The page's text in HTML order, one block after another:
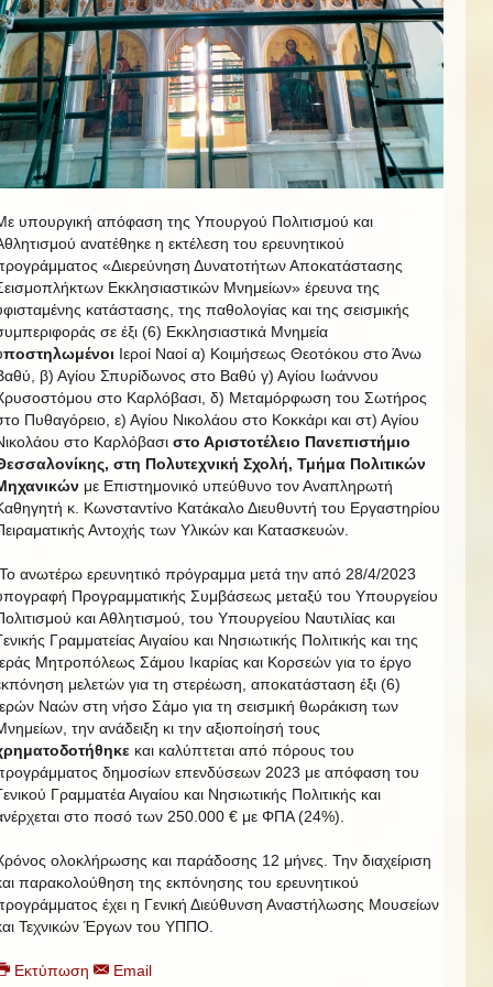
υπουργική απόφαση της Υπουργού Πολιτισμού και
ανατέθηκε η εκτέλεση του ερευνητικού
«Διερεύνηση Δυνατοτήτων Αποκατάστασης
Εκκλησιαστικών Μνημείων» έρευνα της
κατάστασης, της παθολογίας και της σεισμικής
σε έξι (6) Εκκλησιαστικά Μνημεία
ποστηλωμένοι Ιεροί Ναοί α) Κοιμήσεως Θεοτόκου στο Άνω
β) Αγίου Σπυρίδωνος στο Βαθύ γ) Αγίου Ιωάννου
στο Καρλόβασι, δ) Μεταμόρφωση του Σωτήρος
Πυθαγόρειο, ε) Αγίου Νικολάου στο Κοκκάρι και στ) Αγίου
στο Καρλόβασι στο Αριστοτέλειο Πανεπιστήμιο
στη Πολυτεχνική Σχολή, Τμήμα Πολιτικών
με Επιστημονικό υπεύθυνο τον Αναπληρωτή
κ. Κωνσταντίνο Κατάκαλο Διευθυντή του Εργαστηρίου
Αντοχής των Υλικών και Κατασκευών.
ανωτέρω ερευνητικό πρόγραμμα μετά την από 28/4/2023
Προγραμματικής Συμβάσεως μεταξύ του Υπουργείου
και Αθλητισμού, του Υπουργείου Ναυτιλίας και
Γραμματείας Αιγαίου και Νησιωτικής Πολιτικής και της
Μητροπόλεως Σάμου Ικαρίας και Κορσεών για το έργο
μελετών για τη στερέωση, αποκατάσταση έξι (6)
Ναών στη νήσο Σάμο για τη σεισμική θωράκιση των
την ανάδειξη κι την αξιοποίησή τους
και καλύπτεται από πόρους του
δημοσίων επενδύσεων 2023 με απόφαση του
Γραμματέα Αιγαίου και Νησιωτικής Πολιτικής και
στο ποσό των 250.000 € με ΦΠΑ (24%).
ολοκλήρωσης και παράδοσης 12 μήνες. Την διαχείριση
παρακολούθηση της εκπόνησης του ερευνητικού
έχει η Γενική Διεύθυνση Αναστήλωσης Μουσείων
Τεχνικών Έργων του ΥΠΠΟ.
Εκτύπωση Email